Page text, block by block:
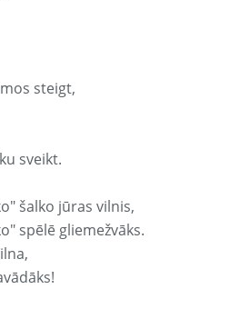
steigt,
sveikt.
šalko jūras vilnis,
spēlē gliemežvāks.